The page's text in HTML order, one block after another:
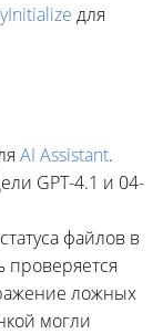
для
AI Assistant.
GPT-4.1 и 04-
файлов в
проверяется
ложных
могли